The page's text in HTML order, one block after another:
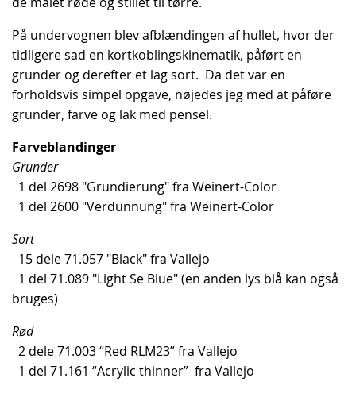
På undervognen blev afblændingen af hullet, hvor der
tidligere sad en kortkoblingskinematik, påført en
grunder og derefter et lag sort. Da det var en
forholdsvis simpel opgave, nøjedes jeg med at påføre
grunder, farve og lak med pensel.
Farveblandinger
Grunder
1 del 2698 "Grundierung" fra Weinert-Color
1 del 2600 "Verdünnung" fra Weinert-Color
Sort
15 dele 71.057 "Black" fra Vallejo
1 del 71.089 "Light Se Blue" (en anden lys blå kan også
bruges)
Rød
2 dele 71.003 “Red RLM23” fra Vallejo
1 del 71.161 “Acrylic thinner” fra Vallejo